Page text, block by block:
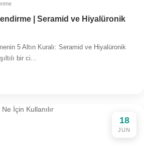
| Seramid ve Hiyalüronik
5 Altın Kuralı: Seramid ve Hiyalüronik
bir ci...
18
JUN